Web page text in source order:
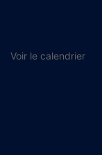
Voir le calendrier